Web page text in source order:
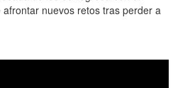
nuevos retos tras perder a